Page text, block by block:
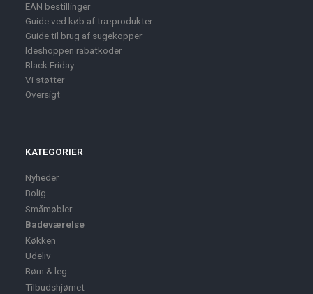
EAN bestillinger
Guide ved køb af træprodukter
Guide til brug af sugekopper
Ideshoppen rabatkoder
Black Friday
Vi støtter
Oversigt
KATEGORIER
Nyheder
Bolig
Småmøbler
Badeværelse
Køkken
Udeliv
Børn & leg
Tilbudshjørnet